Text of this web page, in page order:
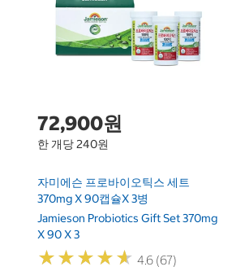
72,900원
한 개당 240원
자미에슨 프로바이오틱스 세트
370mg X 90캡슐x 3병
Jamieson Probiotics Gift Set 370mg
X 90 X 3
★★★★★
★★★★★ 4.6 (67)